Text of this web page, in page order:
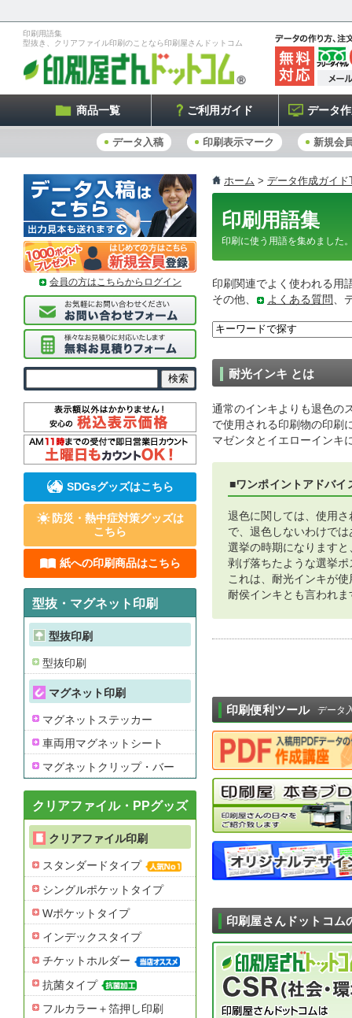
印刷用語集
型抜き、クリアファイル印刷のことなら印刷屋さんドットコム
商品一覧 ご利用ガイド データ
データ入稿 印刷表示マーク 新規会
ホーム > データ作成ガイド
印刷用語集
印刷に使う用語を集めました
印刷関連でよく使われる用
その他、
よくある質問 、
耐光インキ とは
通常のインキよりも退色の
で使用される印刷物の印刷
マゼンタとイエローインキ
■ワンポイントアドバイ
退色に関しては、使用
で、退色しないわけで
選挙の時期になります
剥げ落ちたような選挙
これは、耐光インキが
耐侯インキとも言われま
印刷便利ツール データ
印刷屋さんドットコム
会員の方はこちらからログイン
SDGsグッズはこちら
防災・熱中症対策グッズは
こちら
紙への印刷商品はこちら
型抜・マグネット印刷
型抜印刷
型抜印刷
マグネット印刷
マグネットステッカー
車両用マグネットシート
マグネットクリップ・バー
クリアファイル・PPグッズ
クリアファイル印刷
スタンダードタイプ
シングルポケットタイプ
Wポケットタイプ
インデックスタイプ
チケットホルダー
抗菌タイプ
フルカラー＋箔押し印刷